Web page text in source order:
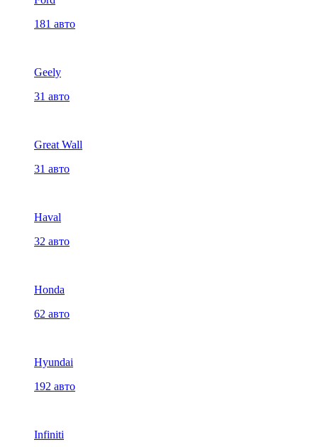
181 авто
Geely
31 авто
Great Wall
31 авто
Haval
32 авто
Honda
62 авто
Hyundai
192 авто
Infiniti